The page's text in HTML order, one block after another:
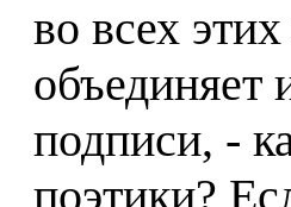
во всех
объединяет
подписи, -
поэтики?